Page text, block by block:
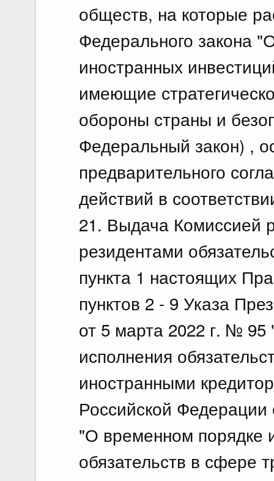
обществ, на которые
Федерального закона
иностранных
имеющие
обороны страны и
Федеральный закон) ,
предварительного
действий в
21. Выдача Комиссией
резидентами
пункта 1 настоящих
пунктов 2 - 9 Указа
от 5 марта 2022 г. №
исполнения
иностранными
Российской
"О временном порядке
обязательств в сфере